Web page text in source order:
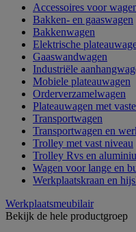
Accessoires voor
Bakken- en gaaswagen
Bakkenwagen
Elektrische
Gaaswandwagen
Industriële
Mobiele plateauwagen
Orderverzamelwagen
Plateauwagen met
Transportwagen
Transportwagen en
Trolley met vast niveau
Trolley Rvs en
Wagen voor lange en
Werkplaatskraan en
Werkplaatsmeubilair
Bekijk de hele productgroep